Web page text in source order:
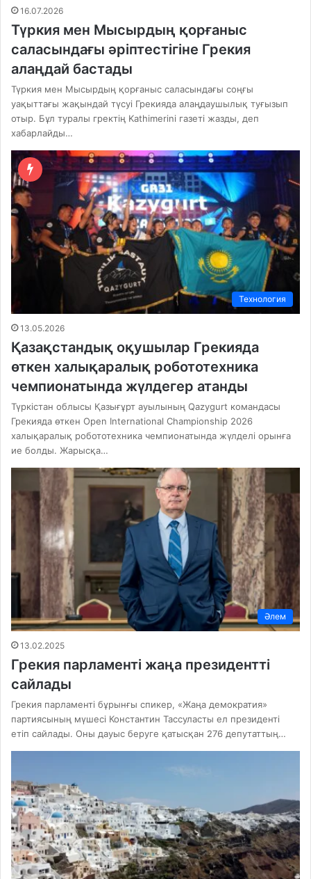
16.07.2026
Түркия мен Мысырдың қорғаныс
саласындағы әріптестігіне Грекия
алаңдай бастады
Түркия мен Мысырдың қорғаныс саласындағы соңғы
уақыттағы жақындай түсуі Грекияда алаңдаушылық туғызып
отыр. Бұл туралы гректің Kathimerini газеті жазды, деп
хабарлайды…
Технология
13.05.2026
Қазақстандық оқушылар Грекияда
өткен халықаралық робототехника
чемпионатында жүлдегер атанды
Түркістан облысы Қазығұрт ауылының Qazygurt командасы
Грекияда өткен Open International Championship 2026
халықаралық робототехника чемпионатында жүлделі орынға
ие болды. Жарысқа…
Әлем
13.02.2025
Грекия парламенті жаңа президентті
сайлады
Грекия парламенті бұрынғы спикер, «Жаңа демократия»
партиясының мүшесі Константин Тассуласты ел президенті
етіп сайлады. Оны дауыс беруге қатысқан 276 депутаттың…